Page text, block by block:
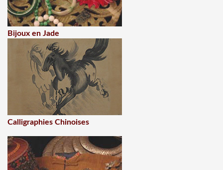
Bijoux en Jade
Calligraphies Chinoises